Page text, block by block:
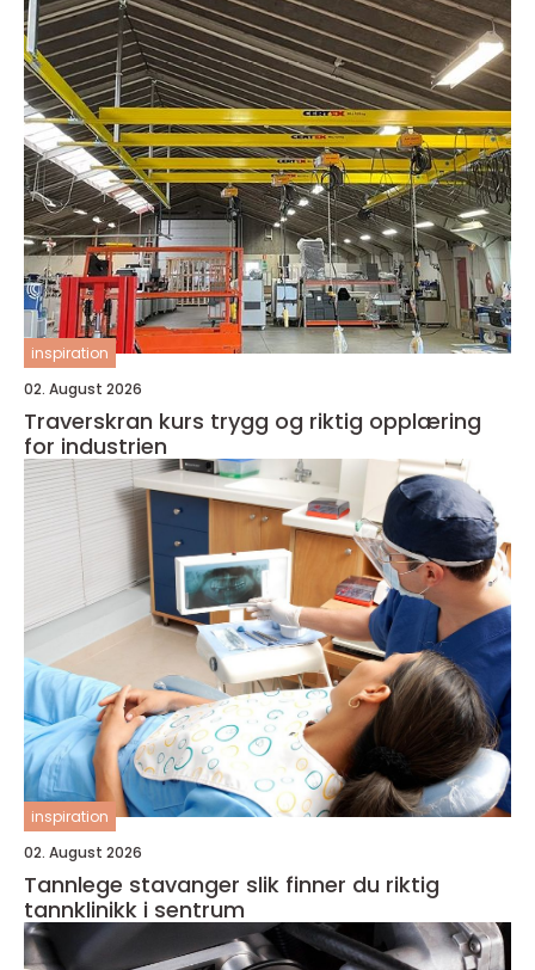
inspiration
02. August 2026
Traverskran kurs trygg og riktig opplæring
for industrien
inspiration
02. August 2026
Tannlege stavanger slik finner du riktig
tannklinikk i sentrum